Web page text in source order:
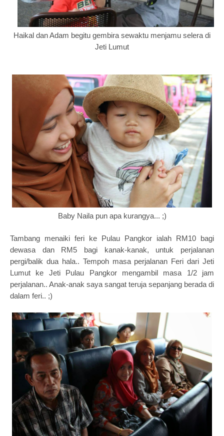
Haikal dan Adam begitu gembira sewaktu menjamu selera di
Jeti Lumut
Baby Naila pun apa kurangya... ;)
Tambang menaiki feri ke Pulau Pangkor ialah RM10 bagi
dewasa dan RM5 bagi kanak-kanak, untuk perjalanan
pergi/balik dua hala.. Tempoh masa perjalanan Feri dari Jeti
Lumut ke Jeti Pulau Pangkor mengambil masa 1/2 jam
perjalanan.. Anak-anak saya sangat teruja sepanjang berada di
dalam feri.. ;)